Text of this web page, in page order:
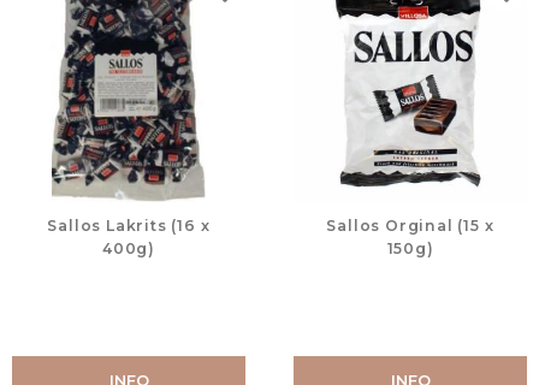
Sallos Lakrits (16 x
400g)
INFO
Sallos Orginal (15 x
150g)
INFO